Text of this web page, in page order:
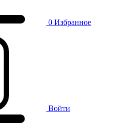
0 Избранное
Войти